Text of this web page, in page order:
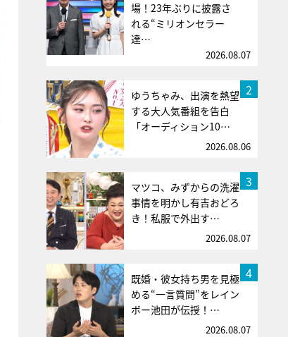
場！23年ぶりに披露さ
れる“ミリオンセラー
達…
2026.08.07
2
ゆうちゃみ、出演を熱望
する大人気番組を告白
「オーディション10…
2026.08.06
3
マツコ、みずからの洗濯
事情を明かし有吉おどろ
き！私服で外出す…
2026.08.07
4
既婚・彼女持ち男を見極
める“一言質問”をレイン
ボー池田が伝授！…
2026.08.07